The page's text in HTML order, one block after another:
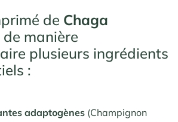
de Chaga
manière
plusieurs ingrédients
:
adaptogènes (Champignon